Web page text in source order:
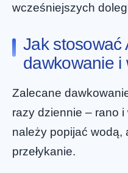
wcześniejszych
Jak stosować
dawkowanie i
Zalecane
razy dziennie – rano i
należy popijać wodą,
przełykanie.